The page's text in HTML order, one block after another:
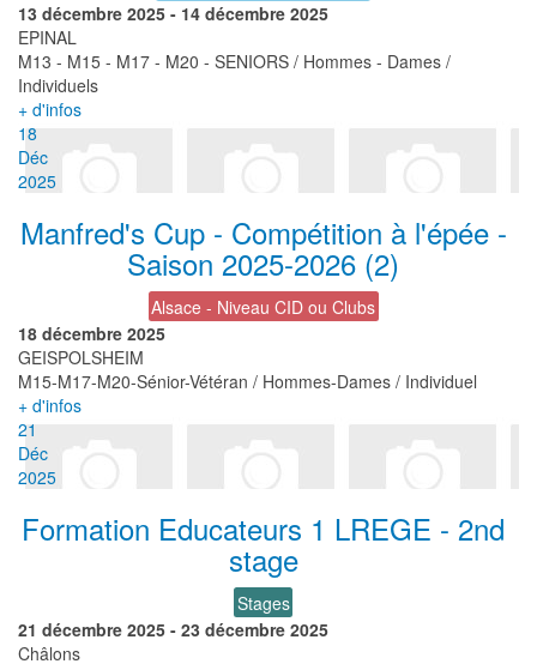
13 décembre 2025 - 14 décembre 2025
EPINAL
M13 - M15 - M17 - M20 - SENIORS / Hommes - Dames /
Individuels
+ d'infos
18
Déc
2025
Manfred's Cup - Compétition à l'épée -
Saison 2025-2026 (2)
Alsace - Niveau CID ou Clubs
18 décembre 2025
GEISPOLSHEIM
M15-M17-M20-Sénior-Vétéran / Hommes-Dames / Individuel
+ d'infos
21
Déc
2025
Formation Educateurs 1 LREGE - 2nd
stage
Stages
21 décembre 2025 - 23 décembre 2025
Châlons